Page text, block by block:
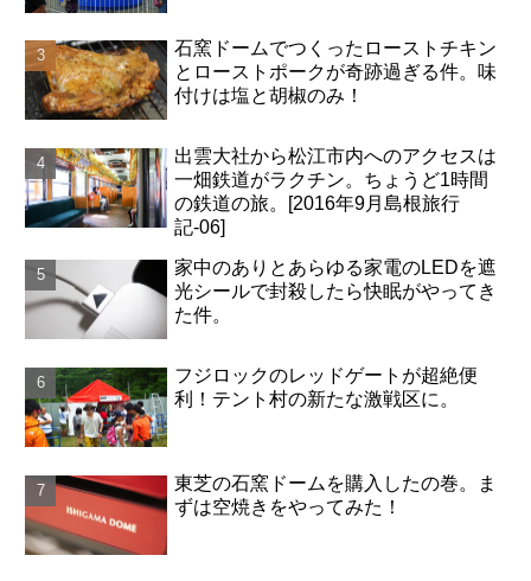
石窯ドームでつくったローストチキン
とローストポークが奇跡過ぎる件。味
付けは塩と胡椒のみ！
出雲大社から松江市内へのアクセスは
一畑鉄道がラクチン。ちょうど1時間
の鉄道の旅。[2016年9月島根旅行
記-06]
家中のありとあらゆる家電のLEDを遮
光シールで封殺したら快眠がやってき
た件。
フジロックのレッドゲートが超絶便
利！テント村の新たな激戦区に。
東芝の石窯ドームを購入したの巻。ま
ずは空焼きをやってみた！